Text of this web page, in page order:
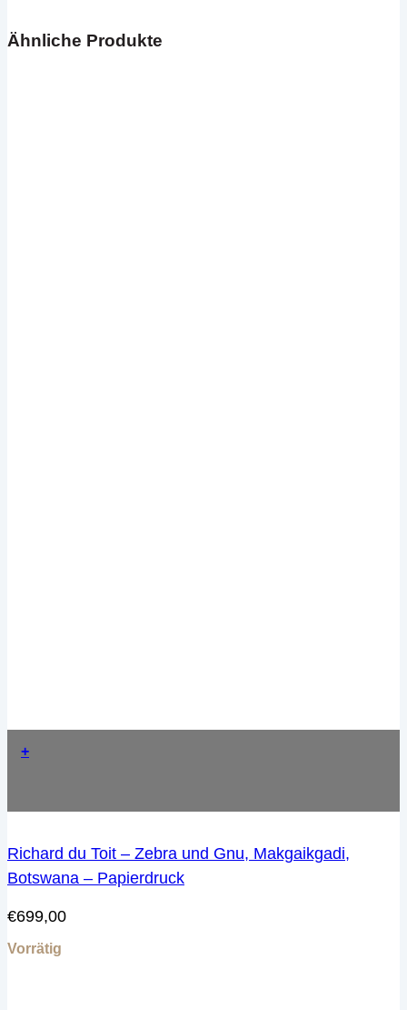
Ähnliche Produkte
+
Richard du Toit – Zebra und Gnu, Makgaikgadi,
Botswana – Papierdruck
€699,00
Vorrätig